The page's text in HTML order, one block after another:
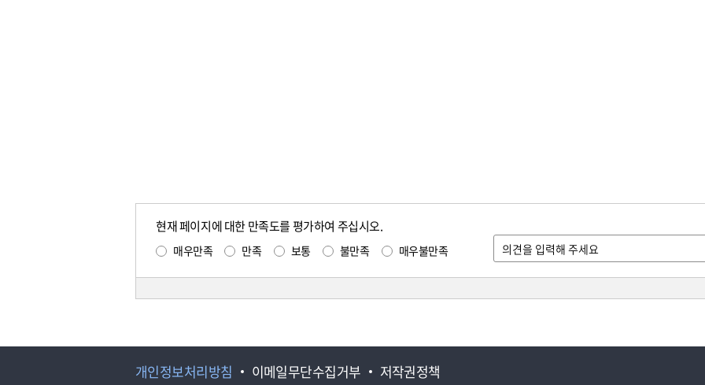
현재 페이지에 대한 만족도를 평가하여 주십시오.
매우만족 만족 보통 불만족 매우불만족
개인정보처리방침 이메일무단수집거부 저작권정책